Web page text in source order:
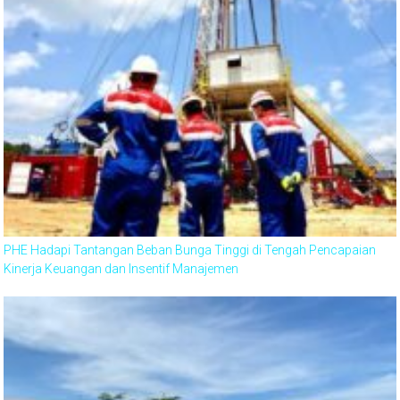
PHE Hadapi Tantangan Beban Bunga Tinggi di Tengah Pencapaian
Kinerja Keuangan dan Insentif Manajemen